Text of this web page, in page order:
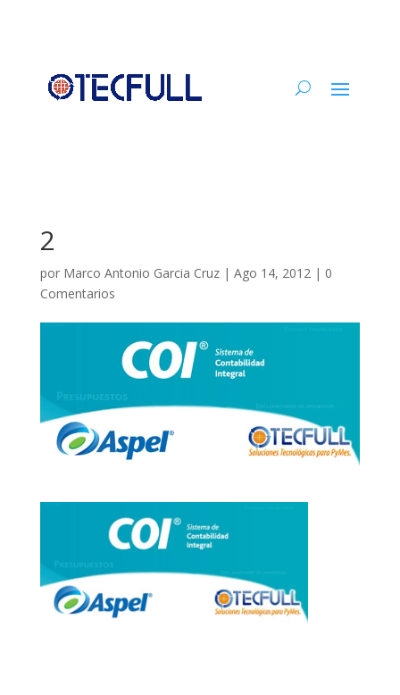
2
por Marco Antonio Garcia Cruz| Ago 14, 2012| 0
Comentarios